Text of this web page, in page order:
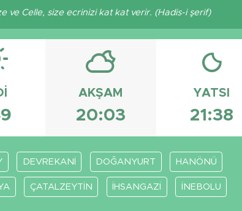
ve Celle, size ecrinizi kat kat verir. (Hadis-i şerif)
AKŞAM
20:03
YATSI
21:38
DEVREKANİ DOĞANYURT HANÖNÜ
ÇATALZEYTİN İHSANGAZİ İNEBOLU